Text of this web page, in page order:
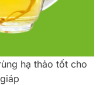
hạ thảo tốt cho